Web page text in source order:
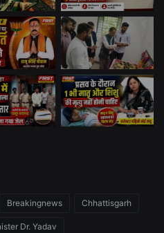
Breakingnews Chhattisgarh
Dr. Yadav